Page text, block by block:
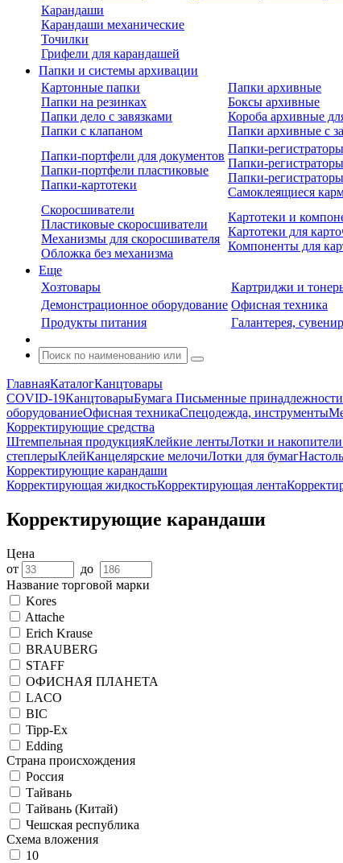
Карандаши
Карандаши механические
Точилки
Грифели для карандашей
Папки и системы архивации
Картонные папки
Папки на резинках
Папки дело с завязками
Папки с клапаном
Папки архивные
Боксы архивные
Короба архивные
Папки архивные с
Папки-портфели для документов
Папки-портфели пластиковые
Папки-картотеки
Папки-
Папки-
Папки-
Самоклеящиеся
Скоросшиватели
Пластиковые скоросшиватели
Механизмы для скоросшивателя
Обложка без механизма
Картотеки и
Картотеки для
Компоненты для
Еще
Хозтовары
Картриджи и
Демонстрационное оборудование Офисная техника
Продукты питания
Галантерея,
ГлавнаяКаталогКанцтовары
COVID-19КанцтоварыБумага Письменные принадлежности
оборудованиеОфисная техникаСпецодежда, инструменты
Корректирующие средства
Штемпельная продукцияКлейкие лентыЛотки и
степлерыКлейКанцелярские мелочиЛотки для бумаг
Корректирующие карандаши
Корректирующая жидкостьКорректирующая лента
Корректирующие карандаши
Цена
от
до
Название торговой марки
Kores
Attache
Erich Krause
BRAUBERG
STAFF
ОФИСНАЯ ПЛАНЕТА
LACO
BIC
Tipp-Ex
Edding
Страна происхождения
Россия
Тайвань
Тайвань (Китай)
Чешская республика
Схема вложения
10